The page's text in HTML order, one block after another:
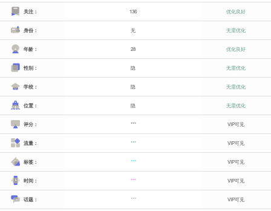
关注： 136 优化良好
身份： 无 无需优化
年龄： 28 优化良好
性别： 隐 无需优化
学校： 隐 无需优化
位置： 隐 无需优化
评分： *** VIP可见
流量： *** VIP可见
标签： *** VIP可见
时间： *** VIP可见
话题： *** VIP可见